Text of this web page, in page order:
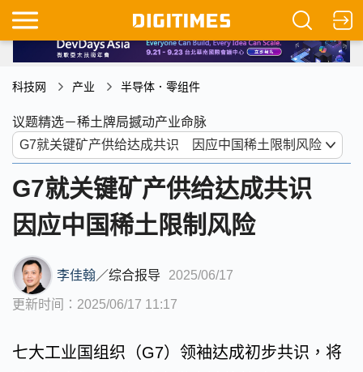
科技网 产业 半导体．零组件
议题精选－稀土牌局撼动产业命脉
G7就关键矿产供给达成共识
因应中国稀土限制风险
李佳翰／综合报导 2025/06/17
更新时间：2025/06/17 11:17
七大工业国组织（G7）领袖达成初步共识，将